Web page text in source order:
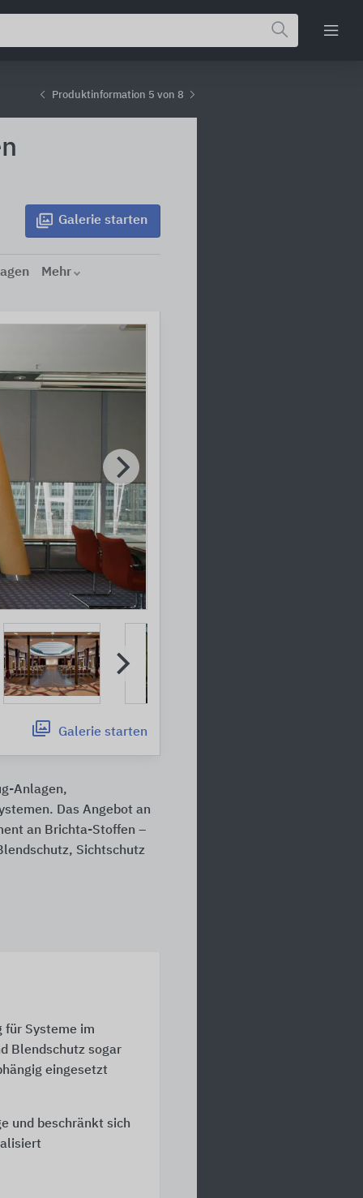
Produktinformation 5 von 8
Galerie starten
Mehr
Galerie starten
Anlagen,
Das Angebot an
an Brichta-Stoffen –
Sichtschutz
für Systeme im
Blendschutz sogar
eingesetzt
und beschränkt sich